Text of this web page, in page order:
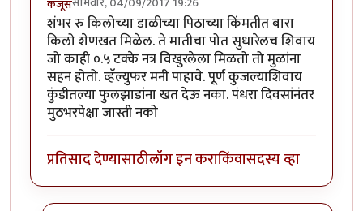
कंजूस
शंभर रु किलोच्या डाळीच्या पिठाच्या किंमतीत बारा
किलो शेणखत मिळेल. ते मातीचा पोत सुधारेलच शिवाय
जो काही ०.५ टक्के नत्र विखुरलेला मिळतो तो मुळांना
सहन होतो. व्हॅल्युफर मनी पाहावे. पूर्ण कुजल्याशिवाय
कुंडीतल्या फुलझाडांना खत देऊ नका. पंधरा दिवसांनंतर
मुठभरपेक्षा जास्ती नको
प्रतिसाद देण्यासाठीलॉग इन कराकिंवासदस्य व्हा